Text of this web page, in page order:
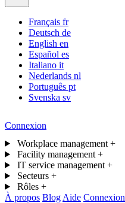
Français fr
Deutsch de
English en
Español es
Italiano it
Nederlands nl
Português pt
Svenska sv
Connexion
Workplace management +
Facility management +
IT service management +
Secteurs +
Rôles +
À propos Blog Aide Connexion